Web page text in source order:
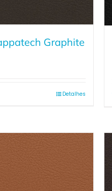
Graphite
Detalhes